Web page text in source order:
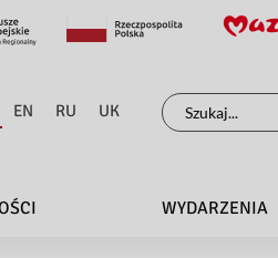
EN RU UK
Szukaj
dla:
WYDARZENIA